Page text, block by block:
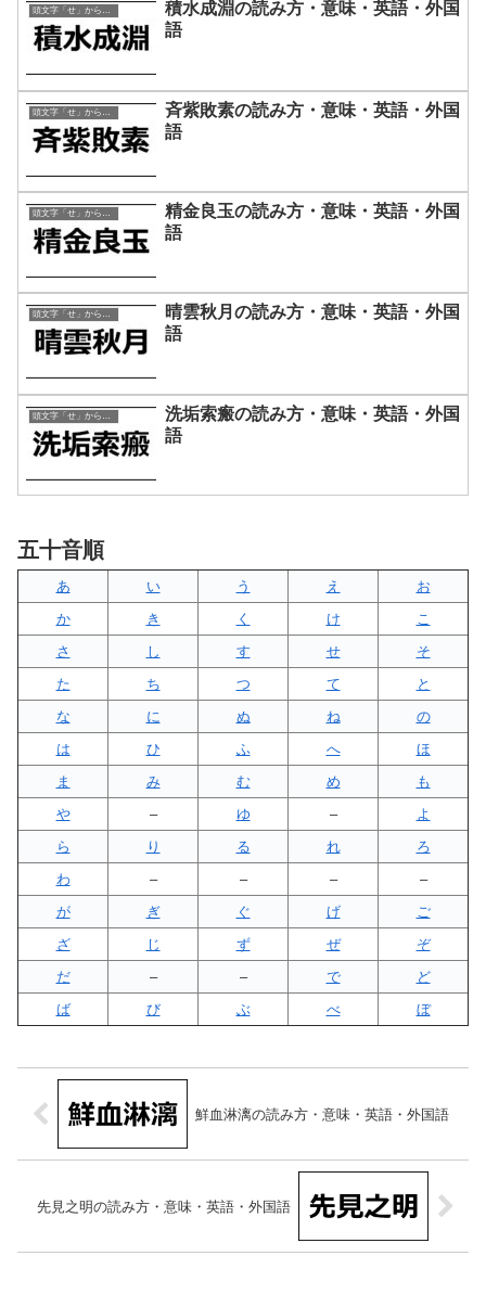
頭文字「せ」から始まる四字熟語
積水成淵の読み方・意味・英語・外国
語
斉紫敗素の読み方・意味・英語・外国
語
頭文字「せ」から始まる四字熟語
精金良玉の読み方・意味・英語・外国
語
頭文字「せ」から始まる四字熟語
晴雲秋月の読み方・意味・英語・外国
語
洗垢索瘢の読み方・意味・英語・外国
語
五十音順
あ い う え
お
か
き く け
こ
さ
し す せ
そ
た
ち つ て
と
な
に ぬ ね
の
は
ひ ふ へ
ほ
ま
み む め
も
や
– ゆ –
よ
ら
り る れ
ろ
わ
– – –
–
が
ぎ ぐ げ
ご
ざ
じ ず ぜ
ぞ
だ
– – で
ど
ば
び ぶ べ ぼ
鮮血淋漓の読み方・意味・英語・外国語
先見之明の読み方・意味・英語・外国語